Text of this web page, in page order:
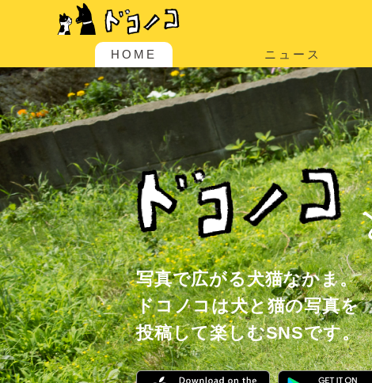
HOME ニュース
写真で広がる犬猫なかま。
ドコノコは犬と猫の写真を
投稿して楽しむSNSです。